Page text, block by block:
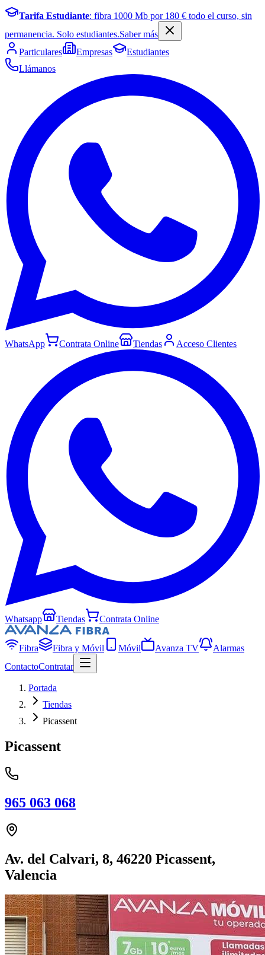
Tarifa Estudiante: fibra 1000 Mb por 180 € todo el curso, sin
permanencia. Solo estudiantes.Saber más
Particulares
Empresas
Estudiantes
Llámanos
WhatsApp Contrata Online Tiendas Acceso Clientes
Whatsapp Tiendas Contrata Online
Fibra Fibra y Móvil Móvil Avanza TV
Alarmas
ContactoContratar
Portada
Tiendas
Picassent
Picassent
965 063 068
Av. del Calvari, 8, 46220 Picassent,
Valencia